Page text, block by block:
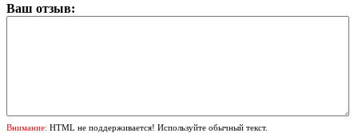
Ваш отзыв:
Внимание: HTML не поддерживается! Используйте обычный текст.